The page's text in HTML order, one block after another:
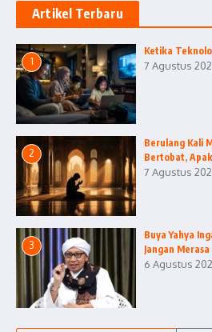
Artikel Terbaru
1
Ketika
7 Agustus
2
Berulang Kali
Bertobat,
7 Agustus
3
Buya Yahya
Jangan
6 Agustus